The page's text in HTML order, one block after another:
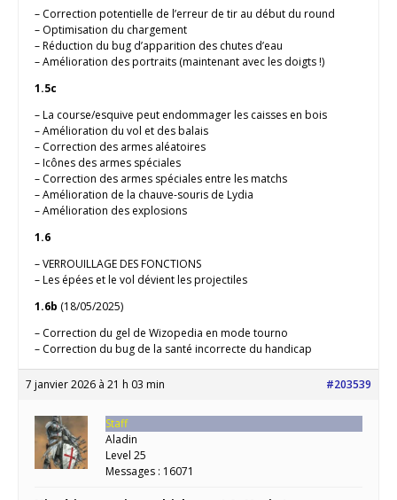
– Correction potentielle de l’erreur de tir au début du round
– Optimisation du chargement
– Réduction du bug d’apparition des chutes d’eau
– Amélioration des portraits (maintenant avec les doigts !)
1.5c
– La course/esquive peut endommager les caisses en bois
– Amélioration du vol et des balais
– Correction des armes aléatoires
– Icônes des armes spéciales
– Correction des armes spéciales entre les matchs
– Amélioration de la chauve-souris de Lydia
– Amélioration des explosions
1.6
– VERROUILLAGE DES FONCTIONS
– Les épées et le vol dévient les projectiles
1.6b (18/05/2025)
– Correction du gel de Wizopedia en mode tourno
– Correction du bug de la santé incorrecte du handicap
7 janvier 2026 à 21 h 03 min #203539
Staff
Aladin
Level 25
Messages : 16071